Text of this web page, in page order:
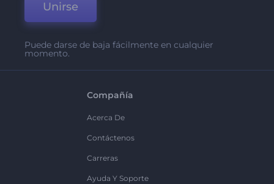
Unirse
Puede darse de baja fácilmente en cualquier
momento.
Compañía
Acerca De
Contáctenos
Carreras
Ayuda Y Soporte